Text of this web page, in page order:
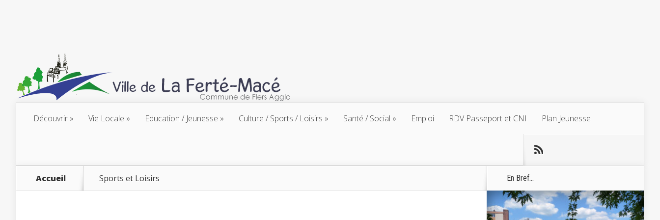
Découvrir Vie Locale Education / Jeunesse Culture / Sports / Loisirs Santé / Social Emploi RDV Passeport et CNI Plan Jeunesse
Accueil Sports et Loisirs En Bref...